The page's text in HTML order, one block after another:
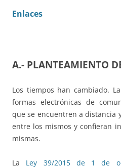
Enlaces
A.- PLANTEAMIENTO
Los tiempos han cambiado.
formas electrónicas de
que se encuentren a distancia
entre los mismos y confieran
mismas.
La Ley 39/2015 de 1 de